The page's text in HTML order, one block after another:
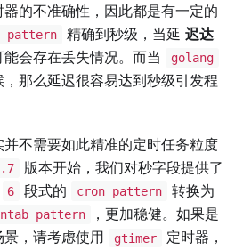
器的不准确性，因此都是有一定的
pattern 精确到秒级，当延 迟达
能会存在丢失情况。而当 golang
那么延迟很容易达到秒级引发程
不需要如此精准的定时任务粒度
版本开始，我们对秒字段提供了
6 段式的 cron pattern 转换为
pattern
，更加稳健。如果是
，请考虑使用
gtimer
定时器，